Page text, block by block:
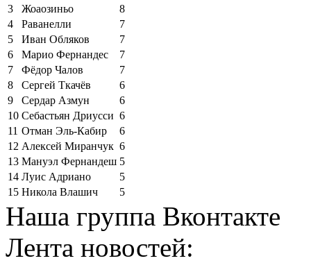
3 Жоаозиньо
8
4
Раванелли
7
5
Иван Обляков
7
6
Марио Фернандес
7
7
Фёдор Чалов
7
8
Сергей Ткачёв
6
9
Сердар Азмун
6
10 Себастьян Дриусси 6
11 Отман Эль-Кабир
6
12 Алексей Миранчук 6
13 Мануэл Фернандеш 5
14 Луис Адриано
5
15 Никола Влашич 5
Наша группа Вконтакте
Лента новостей: